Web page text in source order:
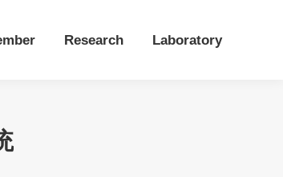
Research Laboratory